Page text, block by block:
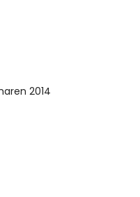
2014